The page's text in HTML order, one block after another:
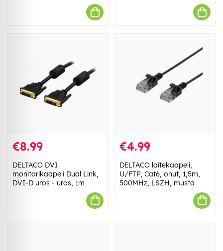
€8.99
DELTACO DVI
monitorikaapeli Dual Link,
DVI-D uros - uros, 1m
€4.99
DELTACO laitekaapeli,
U/FTP, Cat6, ohut, 1,5m,
500MHz, LSZH, musta